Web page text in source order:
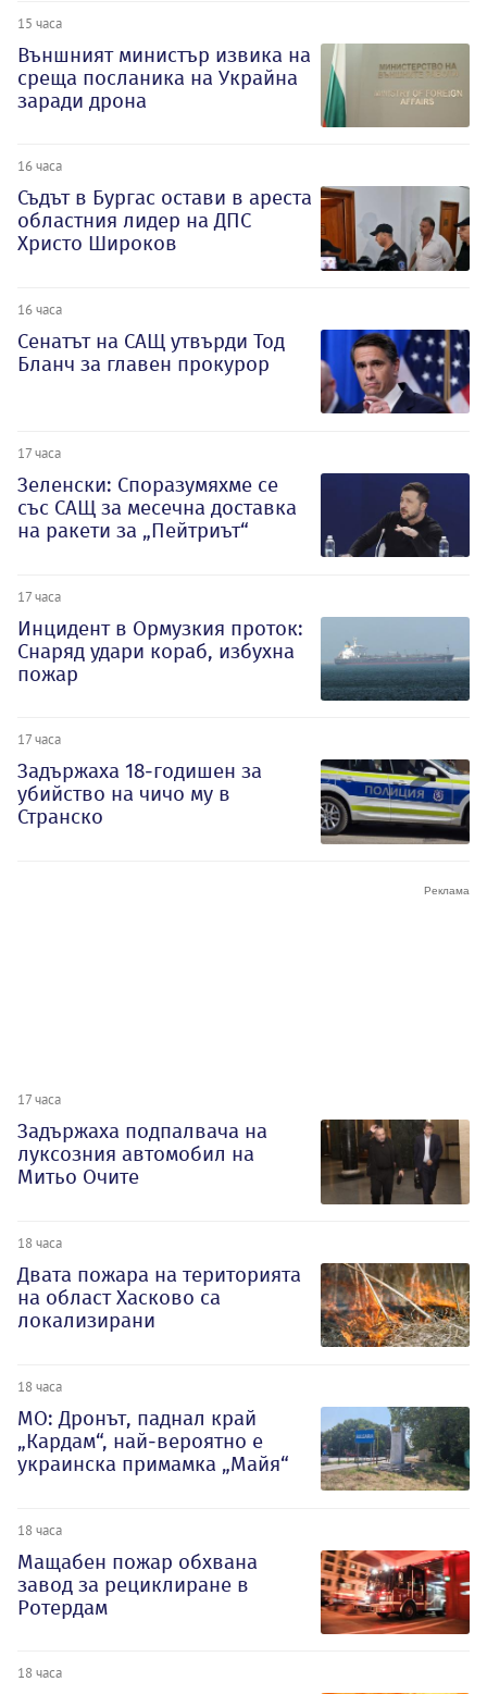
15 часа
Външният министър извика на
среща посланика на Украйна
заради дрона
16 часа
Съдът в Бургас остави в ареста
областния лидер на ДПС
Христо Широков
16 часа
Сенатът на САЩ утвърди Тод
Бланч за главен прокурор
17 часа
Зеленски: Споразумяхме се
със САЩ за месечна доставка
на ракети за „Пейтриът“
17 часа
Инцидент в Ормузкия проток:
Снаряд удари кораб, избухна
пожар
17 часа
Задържаха 18-годишен за
убийство на чичо му в
Странско
17 часа
Задържаха подпалвача на
луксозния автомобил на
Митьо Очите
18 часа
Двата пожара на територията
на област Хасково са
локализирани
18 часа
МО: Дронът, паднал край
„Кардам“, най-вероятно е
украинска примамка „Майя“
18 часа
Мащабен пожар обхвана
завод за рециклиране в
Ротердам
18 часа